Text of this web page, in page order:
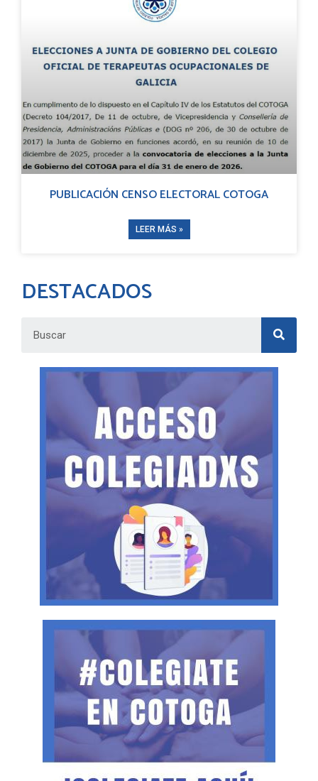
PUBLICACIÓN CENSO ELECTORAL COTOGA
LEER MÁS »
DESTACADOS